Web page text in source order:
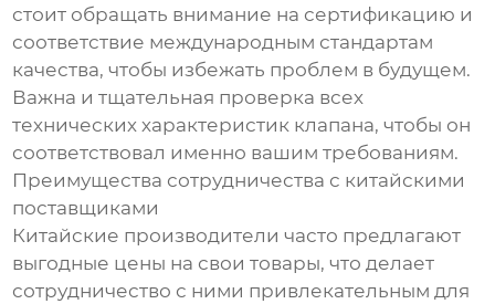
стоит обращать внимание на сертификацию и
соответствие международным стандартам
качества, чтобы избежать проблем в будущем.
Важна и тщательная проверка всех
технических характеристик клапана, чтобы он
соответствовал именно вашим требованиям.
Преимущества сотрудничества с китайскими
поставщиками
Китайские производители часто предлагают
выгодные цены на свои товары, что делает
сотрудничество с ними привлекательным для